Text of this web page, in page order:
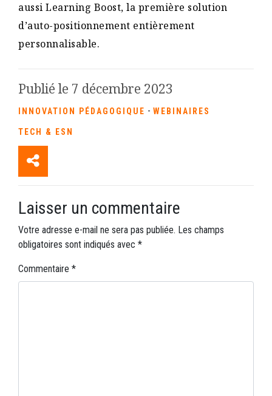
aussi Learning Boost, la première solution
d’auto-positionnement entièrement
personnalisable.
Publié le 7 décembre 2023
INNOVATION PÉDAGOGIQUE - WEBINAIRES
TECH & ESN
Laisser un commentaire
Votre adresse e-mail ne sera pas publiée. Les champs
obligatoires sont indiqués avec *
Commentaire *